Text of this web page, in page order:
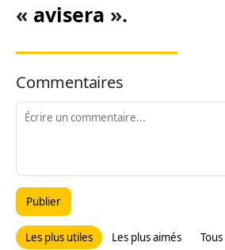
« avisera ».
Commentaires
Publier
Les plus utiles Les plus aimés Tous